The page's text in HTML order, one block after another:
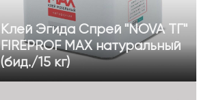
Клей Эгида Спрей "NOVA ТГ"
FIREPROF MAX натуральный
(бид./15 кг)